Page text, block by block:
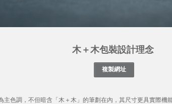
木＋木包裝設計理念
色調，不但暗含「木＋木」的筆劃在內，其尺寸更具實際機